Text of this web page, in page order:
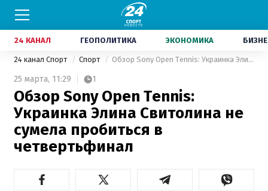
24 КАНАЛ ГЕОПОЛИТИКА ЭКОНОМИКА
24 канал Спорт Спорт Обзор Sony Open Tennis: Украинка Элина Свитолина не сумела пробиться в четвертьфинал
25 марта, 11:29 1
Обзор Sony Open Tennis:
Украинка Элина Свитолина не
сумела пробиться в
четвертьфинал